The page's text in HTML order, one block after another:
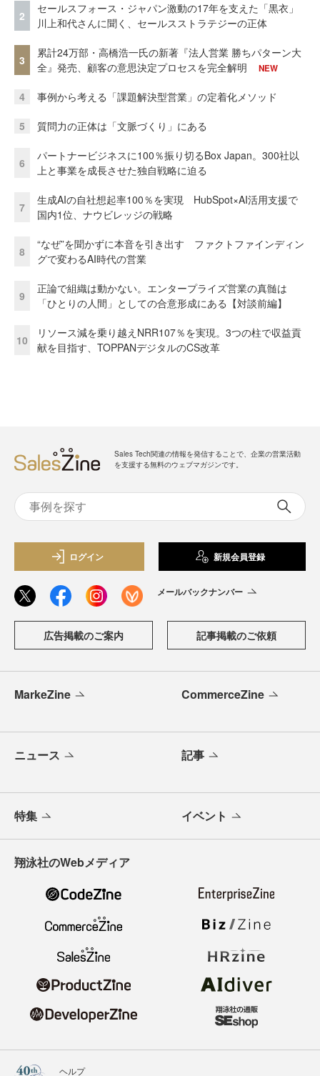
2
セールスフォース・ジャパン激動の17年を支えた「黒衣」
川上和代さんに聞く、セールスストラテジーの正体
3
累計24万部・高橋浩一氏の新著『法人営業 勝ちパターン大
全』発売、顧客の意思決定プロセスを完全解明
NEW
4 事例から考える「課題解決型営業」の定着化メソッド
5 質問力の正体は「文脈づくり」にある
6
パートナービジネスに100％振り切るBox Japan。300社以
上と事業を成長させた独自戦略に迫る
7
生成AIの自社想起率100％を実現 HubSpot×AI活用支援で
国内1位、ナウビレッジの戦略
8
“なぜ”を聞かずに本音を引き出す ファクトファインディン
グで変わるAI時代の営業
9
正論で組織は動かない。エンタープライズ営業の真髄は
「ひとりの人間」としての合意形成にある【対談前編】
10
リソース減を乗り越えNRR107％を実現。3つの柱で収益貢
献を目指す、TOPPANデジタルのCS改革
Sales Tech関連の情報を発信することで、企業の営業活動
を支援する無料のウェブマガジンです。
ログイン 新規会員登録
メールバックナンバー
広告掲載のご案内 記事掲載のご依頼
MarkeZine CommerceZine
ニュース 記事
特集 イベント
翔泳社のWebメディア
ヘルプ